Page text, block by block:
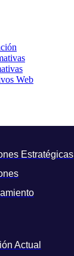
Web
Estratégicas
Actual